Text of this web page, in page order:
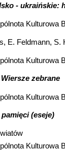
- ukraińskie:
Kulturowa
E. Feldmann,
Kulturowa
Wiersze zebrane
Kulturowa
pamięci (eseje)
Kulturowa